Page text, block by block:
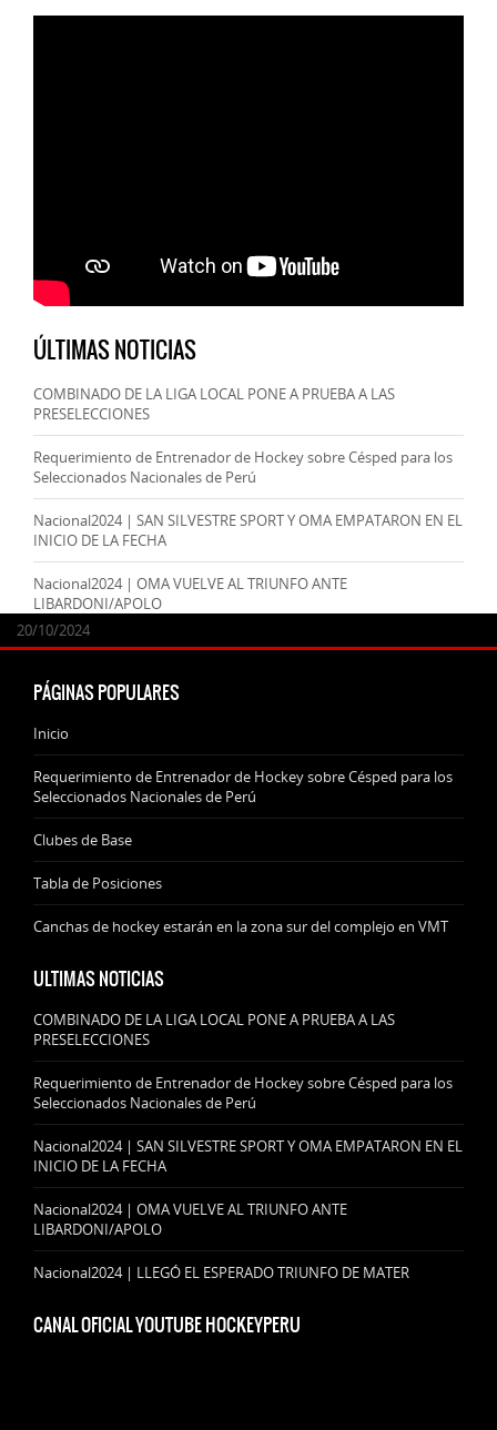
ÚLTIMAS NOTICIAS
COMBINADO DE LA LIGA LOCAL PONE A PRUEBA A LAS
PRESELECCIONES
24/09/2025
Requerimiento de Entrenador de Hockey sobre Césped para los
Seleccionados Nacionales de Perú
07/11/2024
Nacional2024 | SAN SILVESTRE SPORT Y OMA EMPATARON EN EL
INICIO DE LA FECHA
20/10/2024
Nacional2024 | OMA VUELVE AL TRIUNFO ANTE
LIBARDONI/APOLO
20/10/2024
PÁGINAS POPULARES
Inicio
Requerimiento de Entrenador de Hockey sobre Césped para los
Seleccionados Nacionales de Perú
Clubes de Base
Tabla de Posiciones
Canchas de hockey estarán en la zona sur del complejo en VMT
ULTIMAS NOTICIAS
COMBINADO DE LA LIGA LOCAL PONE A PRUEBA A LAS
PRESELECCIONES
Requerimiento de Entrenador de Hockey sobre Césped para los
Seleccionados Nacionales de Perú
Nacional2024 | SAN SILVESTRE SPORT Y OMA EMPATARON EN EL
INICIO DE LA FECHA
Nacional2024 | OMA VUELVE AL TRIUNFO ANTE
LIBARDONI/APOLO
Nacional2024 | LLEGÓ EL ESPERADO TRIUNFO DE MATER
CANAL OFICIAL YOUTUBE HOCKEYPERU